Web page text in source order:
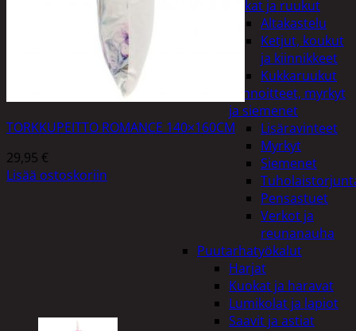
Kukat ja ruukut
Altakastelu
Ketjut, koukut
ja kiinnikkeet
Kukkaruukut
Lannoitteet, myrkyt
ja siemenet
Lisäravinteet
Myrkyt
Siemenet
Pensastuet
Verkot ja
reunanauha
Puutarhatyökalut
Harjat
Kuokat ja haravat
Lumikolat ja lapiot
Saavit ja astiat
TORKKUPEITTO ROMANCE 140×160CM
29,95 €
Lisää ostoskoriin